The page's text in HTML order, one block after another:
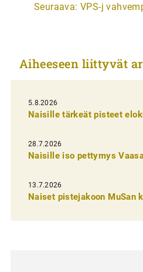
t
k
e
l
i
e
n
e
Seuraava: VPS-j
Aiheeseen liittyvät
5.8.2026
Naisille tärkeät pisteet
28.7.2026
Naisille iso pettymys
13.7.2026
Naiset pistejakoon MuSan